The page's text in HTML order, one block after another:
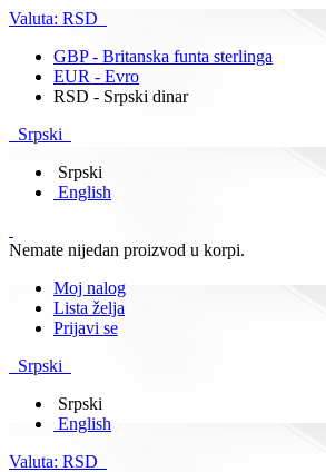
Valuta: RSD
GBP - Britanska funta sterlinga
EUR - Evro
RSD - Srpski dinar
Srpski
Srpski
English
Nemate nijedan proizvod u korpi.
Moj nalog
Lista želja
Prijavi se
Srpski
Srpski
English
Valuta: RSD